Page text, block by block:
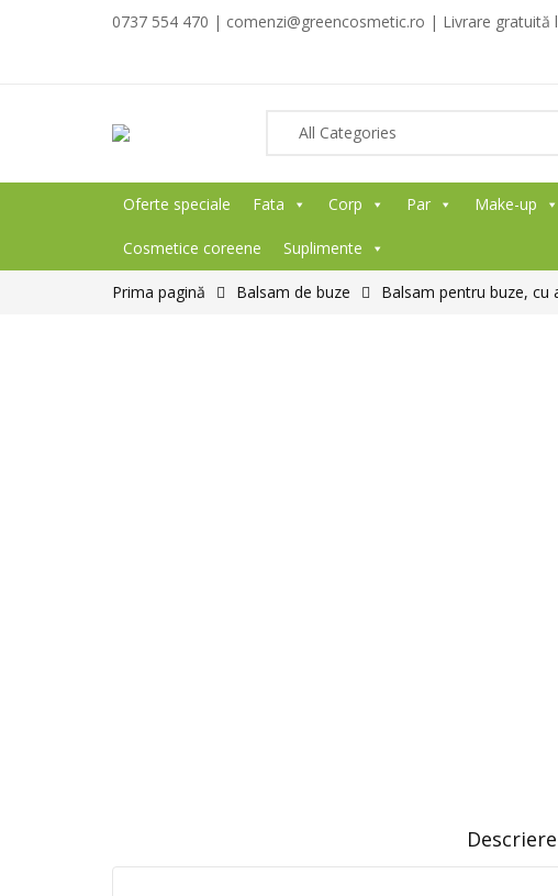
0737 554 470 | comenzi@greencosmetic.ro | Livrare gratuită
Oferte speciale Fata Corp Par Make-up
Cosmetice coreene Suplimente
Prima pagină Balsam de buze Balsam pentru buze, cu
Descriere